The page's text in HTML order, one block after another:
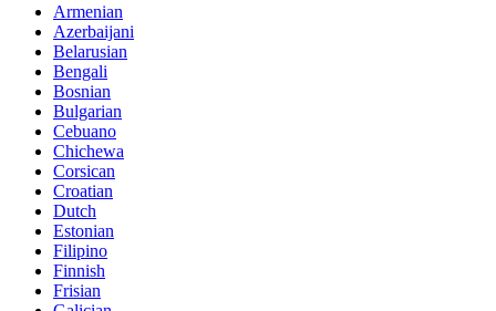
Armenian
Azerbaijani
Belarusian
Bengali
Bosnian
Bulgarian
Cebuano
Chichewa
Corsican
Croatian
Dutch
Estonian
Filipino
Finnish
Frisian